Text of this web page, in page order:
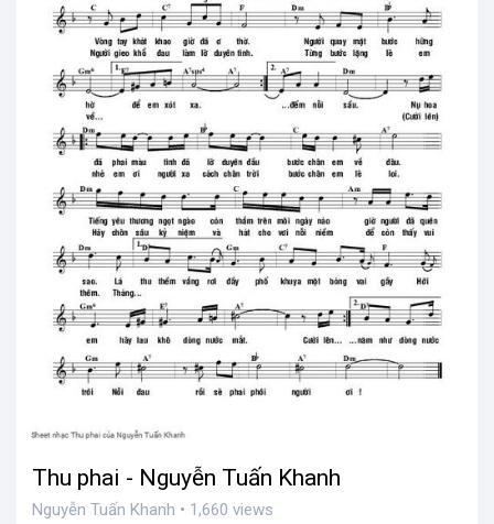
Thu phai - Nguyễn Tuấn Khanh
Nguyễn Tuấn Khanh • 1,660 views